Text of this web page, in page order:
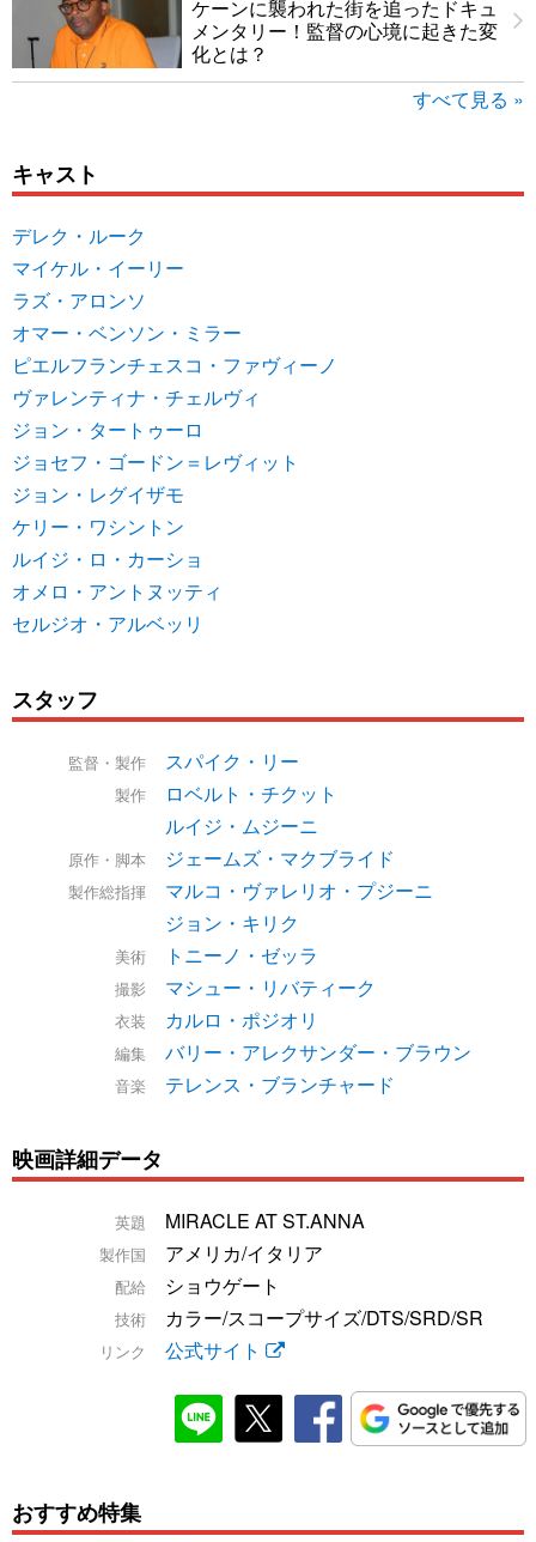
ケーンに襲われた街を追ったドキュ
メンタリー！監督の心境に起きた変
化とは？
すべて見る »
キャスト
デレク・ルーク
マイケル・イーリー
ラズ・アロンソ
オマー・ベンソン・ミラー
ピエルフランチェスコ・ファヴィーノ
ヴァレンティナ・チェルヴィ
ジョン・タートゥーロ
ジョセフ・ゴードン＝レヴィット
ジョン・レグイザモ
ケリー・ワシントン
ルイジ・ロ・カーショ
オメロ・アントヌッティ
セルジオ・アルベッリ
スタッフ
監督・製作 スパイク・リー
製作
ロベルト・チクット
ルイジ・ムジーニ
原作・脚本 ジェームズ・マクブライド
製作総指揮
マルコ・ヴァレリオ・プジーニ
ジョン・キリク
美術 トニーノ・ゼッラ
撮影 マシュー・リバティーク
衣装 カルロ・ポジオリ
編集 バリー・アレクサンダー・ブラウン
音楽 テレンス・ブランチャード
映画詳細データ
英題 MIRACLE AT ST.ANNA
製作国 アメリカ/イタリア
配給 ショウゲート
技術 カラー/スコープサイズ/DTS/SRD/SR
リンク 公式サイト
おすすめ特集